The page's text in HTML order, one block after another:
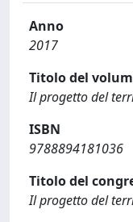
Anno
2017
Titolo del
Il progetto del
ISBN
9788894181036
Titolo del
Il progetto del